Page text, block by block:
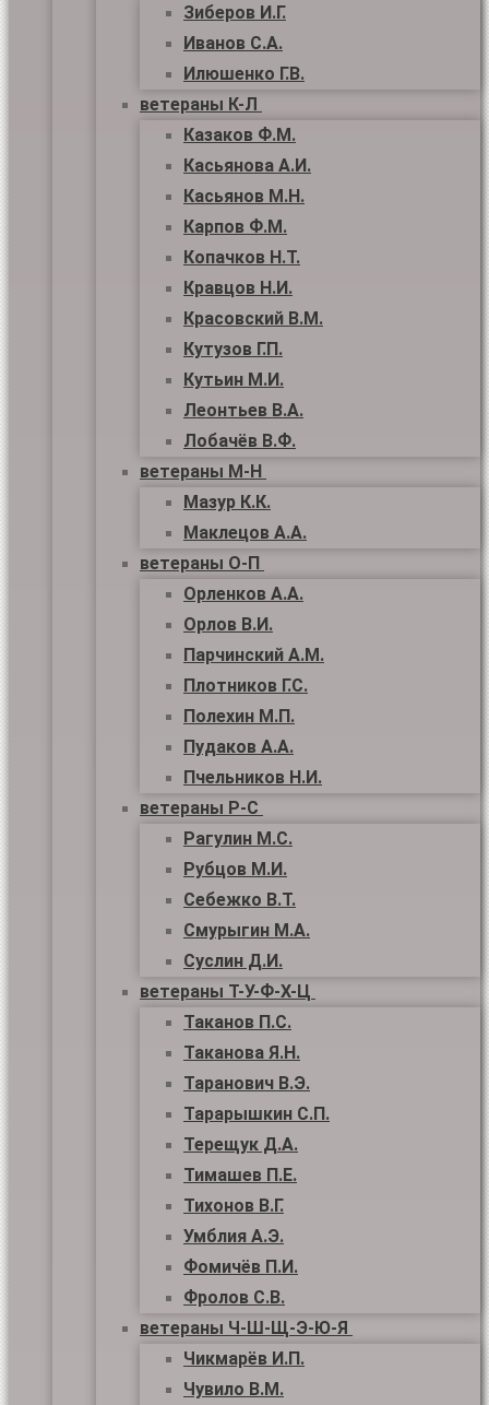
Зиберов И.Г.
Иванов С.А.
Илюшенко Г.В.
ветераны К-Л
Казаков Ф.М.
Касьянова А.И.
Касьянов М.Н.
Карпов Ф.М.
Копачков Н.Т.
Кравцов Н.И.
Красовский В.М.
Кутузов Г.П.
Кутьин М.И.
Леонтьев В.А.
Лобачёв В.Ф.
ветераны М-Н
Мазур К.К.
Маклецов А.А.
ветераны О-П
Орленков А.А.
Орлов В.И.
Парчинский А.М.
Плотников Г.С.
Полехин М.П.
Пудаков А.А.
Пчельников Н.И.
ветераны Р-С
Рагулин М.С.
Рубцов М.И.
Себежко В.Т.
Смурыгин М.А.
Суслин Д.И.
ветераны Т-У-Ф-Х-Ц
Таканов П.С.
Таканова Я.Н.
Таранович В.Э.
Тарарышкин С.П.
Терещук Д.А.
Тимашев П.Е.
Тихонов В.Г.
Умблия А.Э.
Фомичёв П.И.
Фролов С.В.
ветераны Ч-Ш-Щ-Э-Ю-Я
Чикмарёв И.П.
Чувило В.М.